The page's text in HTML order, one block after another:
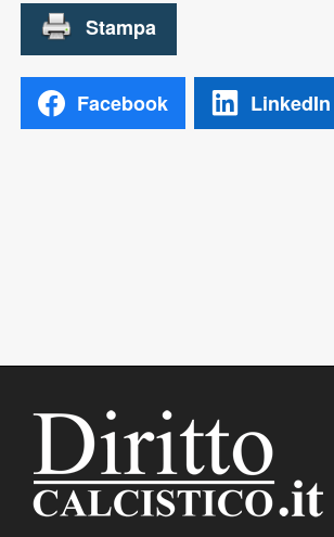
Facebook LinkedIn